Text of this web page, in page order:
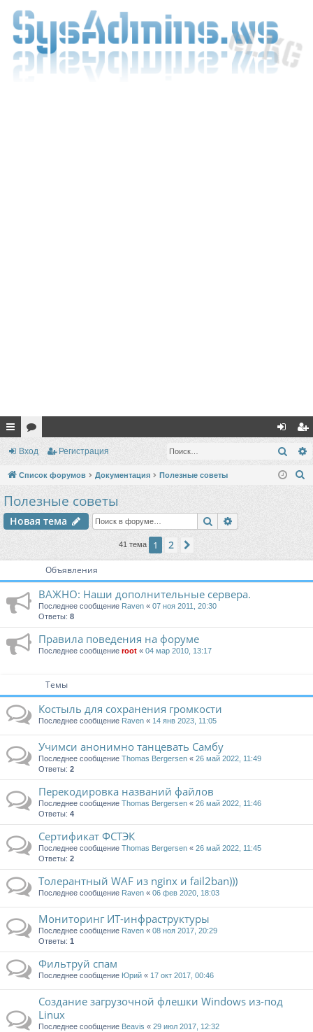
с
ы
и
ор хо
д
ег
ис
Вход Регистрация
Список форумов Документация Полезные советы
Полезные советы
Новая тема Поиск
41 тема 1 2
Объявления
ВАЖНО: Наши дополнительные сервера.
Последнее сообщение Raven « 07 ноя 2011, 20:30
Ответы: 8
Правила поведения на форуме
Последнее сообщение root « 04 мар 2010, 13:17
Темы
Костыль для сохранения громкости
Последнее сообщение Raven « 14 янв 2023, 11:05
Учимси анонимно танцевать Самбу
Последнее сообщение Thomas Bergersen « 26 май 2022, 11:49
Ответы: 2
Перекодировка названий файлов
Последнее сообщение Thomas Bergersen « 26 май 2022, 11:46
Ответы: 4
Сертификат ФСТЭК
Последнее сообщение Thomas Bergersen « 26 май 2022, 11:45
Ответы: 2
Толерантный WAF из nginx и fail2ban)))
Последнее сообщение Raven « 06 фев 2020, 18:03
Мониторинг ИТ-инфраструктуры
Последнее сообщение Raven « 08 ноя 2017, 20:29
Ответы: 1
Фильтруй спам
Последнее сообщение Юрий « 17 окт 2017, 00:46
Создание загрузочной флешки Windows из-под
Linux
Последнее сообщение Beavis « 29 июл 2017, 12:32